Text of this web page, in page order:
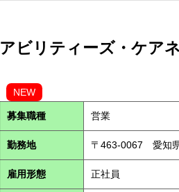
アビリティーズ・ケア
NEW
募集職種 営業
勤務地 〒463-0067 愛知
雇用形態 正社員